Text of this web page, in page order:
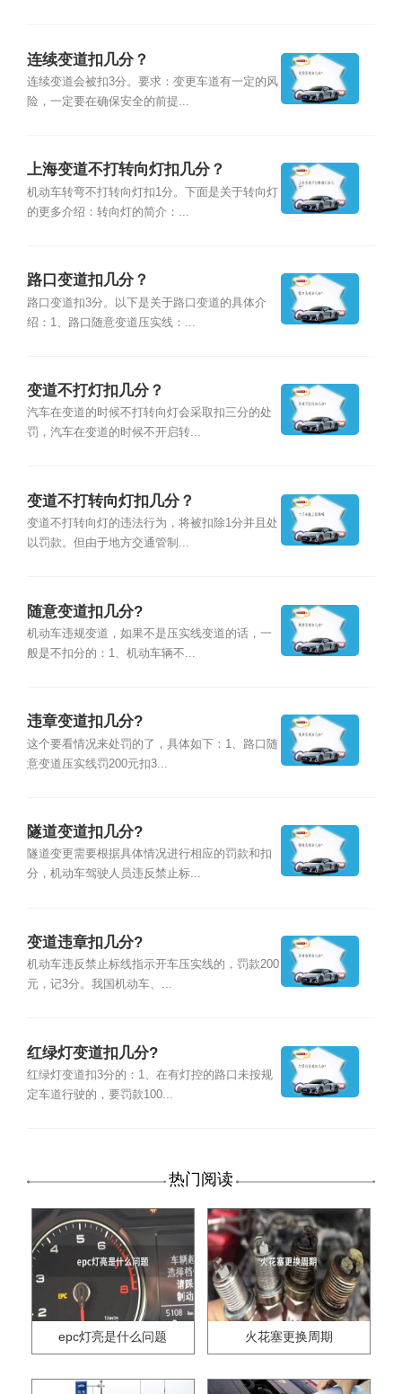
连续变道扣几分？
连续变道会被扣3分。要求：变更车道有一定的风
险，一定要在确保安全的前提...
上海变道不打转向灯扣几分？
机动车转弯不打转向灯扣1分。下面是关于转向灯
的更多介绍：转向灯的简介：...
路口变道扣几分？
路口变道扣3分。以下是关于路口变道的具体介
绍：1、路口随意变道压实线：...
变道不打灯扣几分？
汽车在变道的时候不打转向灯会采取扣三分的处
罚，汽车在变道的时候不开启转...
变道不打转向灯扣几分？
变道不打转向灯的违法行为，将被扣除1分并且处
以罚款。但由于地方交通管制...
随意变道扣几分?
机动车违规变道，如果不是压实线变道的话，一
般是不扣分的：1、机动车辆不...
违章变道扣几分?
这个要看情况来处罚的了，具体如下：1、路口随
意变道压实线罚200元扣3...
隧道变道扣几分?
隧道变更需要根据具体情况进行相应的罚款和扣
分，机动车驾驶人员违反禁止标...
变道违章扣几分?
机动车违反禁止标线指示开车压实线的，罚款200
元，记3分。我国机动车、...
红绿灯变道扣几分?
红绿灯变道扣3分的：1、在有灯控的路口未按规
定车道行驶的，要罚款100...
热门阅读
epc灯亮是什么问题 火花塞更换周期